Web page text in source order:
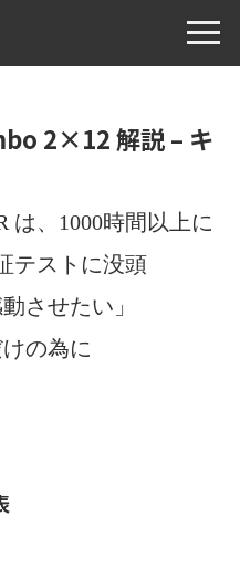
2×12 解説 – キ
は、1000時間以上に
テストに没頭
させたい」
の為に